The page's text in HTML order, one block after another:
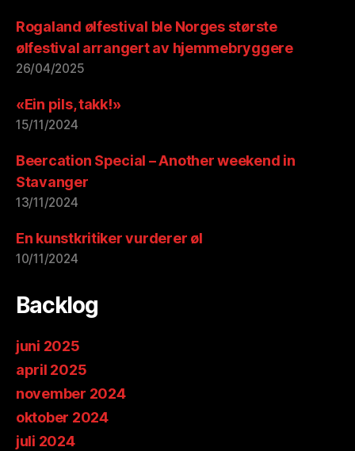
Rogaland ølfestival ble Norges største
ølfestival arrangert av hjemmebryggere
26/04/2025
«Ein pils, takk!»
15/11/2024
Beercation Special – Another weekend in
Stavanger
13/11/2024
En kunstkritiker vurderer øl
10/11/2024
Backlog
juni 2025
april 2025
november 2024
oktober 2024
juli 2024